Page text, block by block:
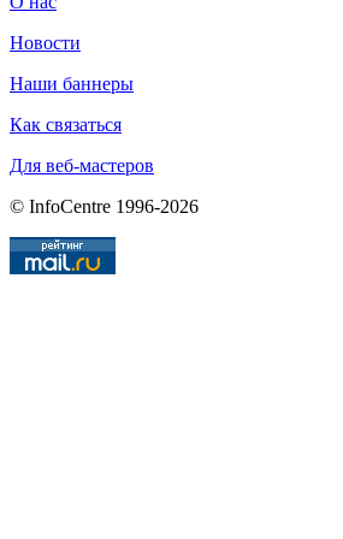
Новости
Наши баннеры
Как связаться
Для веб-мастеров
© InfoCentre 1996-2026